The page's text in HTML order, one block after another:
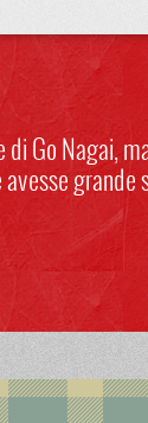
Go Nagai,